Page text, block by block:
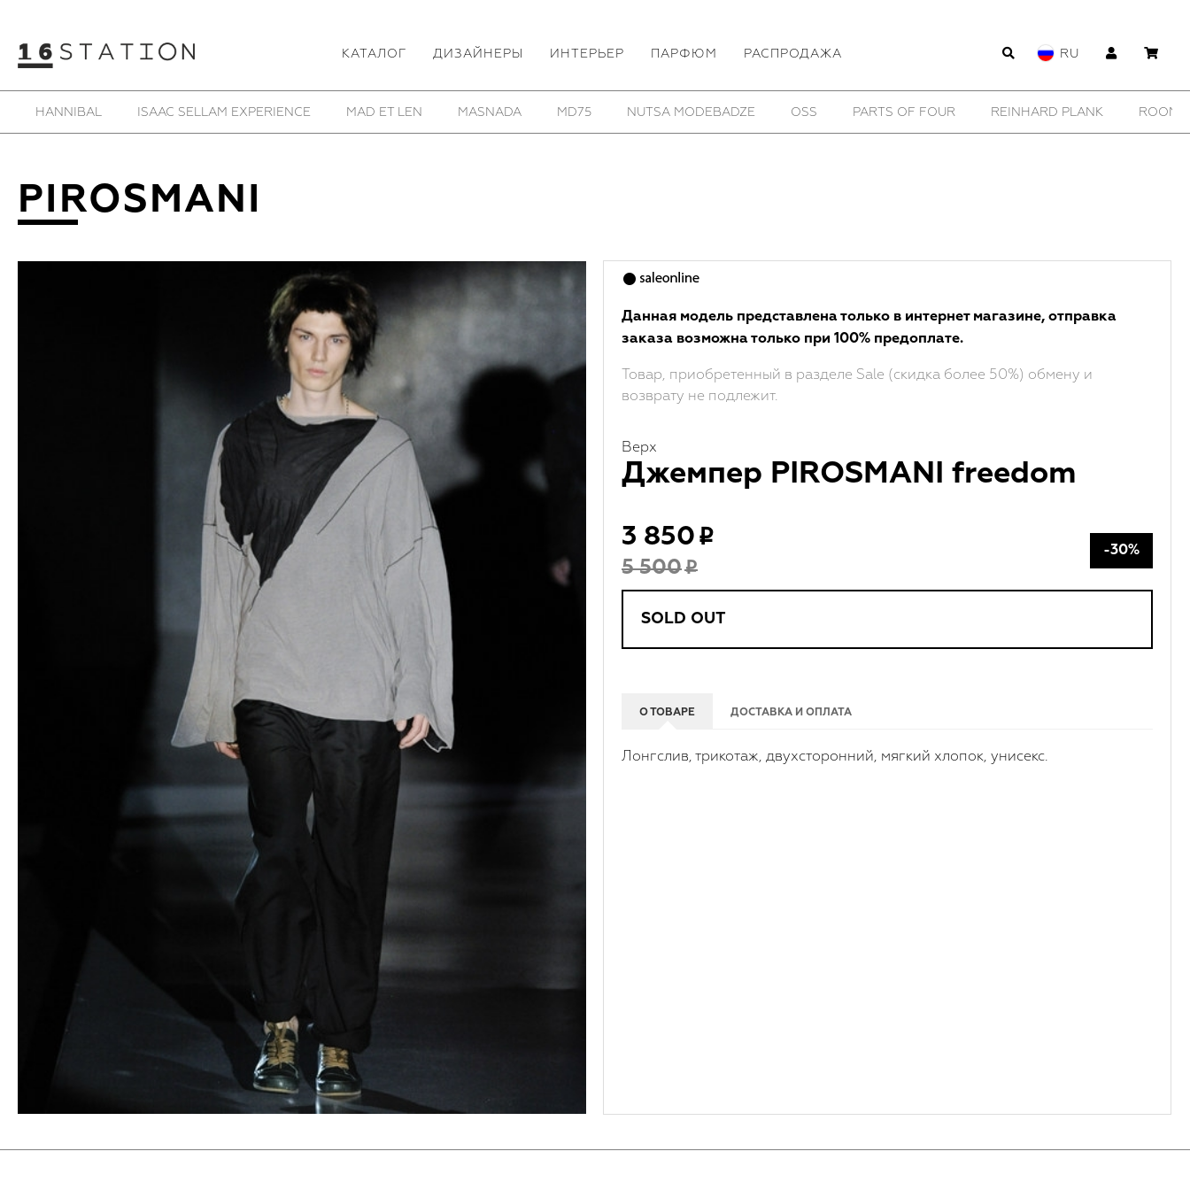
КАТАЛОГ ДИЗАЙНЕРЫ ИНТЕРЬЕР ПАРФЮМ РАСПРОДАЖА RU
HANNIBAL ISAAC SELLAM EXPERIENCE MAD ET LEN MASNADA MD75 NUTSA MODEBADZE OSS PARTS OF FOUR REINHARD PLANK
PIROSMANI
Данная модель представлена только в интернет магазине, отправка
заказа возможна только при 100% предоплате.
Товар, приобретенный в разделе Sale (скидка более 50%) обмену и
возврату не подлежит.
Верх
Джемпер PIROSMANI freedom
3 850
5 500
-30%
SOLD OUT
О ТОВАРЕ ДОСТАВКА И ОПЛАТА
Лонгслив, трикотаж, двухсторонний, мягкий хлопок, унисекс.